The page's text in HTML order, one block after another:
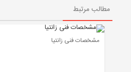
مطالب مرتبط
مشخصات فنی زانتیا